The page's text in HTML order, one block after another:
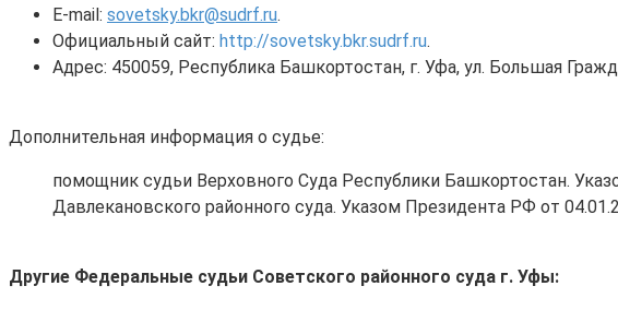
E-mail: sovetsky.bkr@sudrf.ru.
Официальный сайт: http://sovetsky.bkr.sudrf.ru.
Адрес: 450059, Республика Башкортостан, г. Уфа, ул. Большая
Дополнительная информация о судье:
помощник судьи Верховного Суда Республики Башкортостан.
Давлекановского районного суда. Указом Президента РФ от
Другие Федеральные судьи Советского районного суда г. Уфы: